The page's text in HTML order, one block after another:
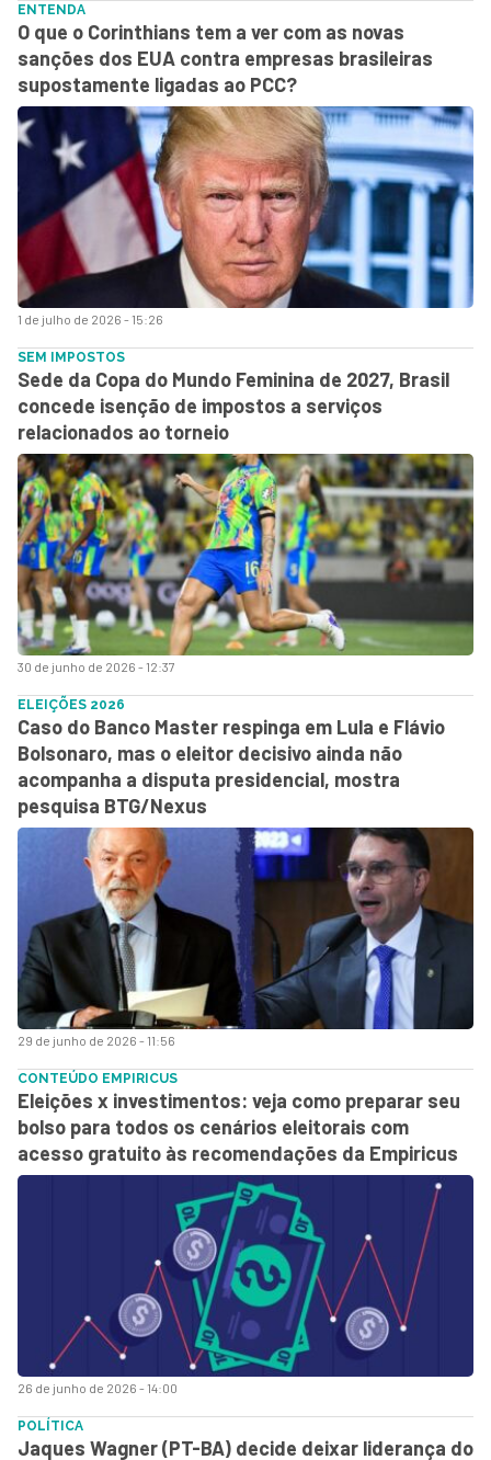
1 de julho de 2026 - 15:26
ENTENDA
O que o Corinthians tem a ver com as novas
sanções dos EUA contra empresas brasileiras
supostamente ligadas ao PCC?
30 de junho de 2026 - 12:37
SEM IMPOSTOS
Sede da Copa do Mundo Feminina de 2027, Brasil
concede isenção de impostos a serviços
relacionados ao torneio
29 de junho de 2026 - 11:56
ELEIÇÕES 2026
Caso do Banco Master respinga em Lula e Flávio
Bolsonaro, mas o eleitor decisivo ainda não
acompanha a disputa presidencial, mostra
pesquisa BTG/Nexus
26 de junho de 2026 - 14:00
CONTEÚDO EMPIRICUS
Eleições x investimentos: veja como preparar seu
bolso para todos os cenários eleitorais com
acesso gratuito às recomendações da Empiricus
POLÍTICA
Jaques Wagner (PT-BA) decide deixar liderança do